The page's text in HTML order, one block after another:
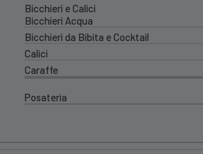
Bicchieri e Calici
Bicchieri Acqua
Bicchieri da Bibita e Cocktail
Calici
Caraffe
Posateria